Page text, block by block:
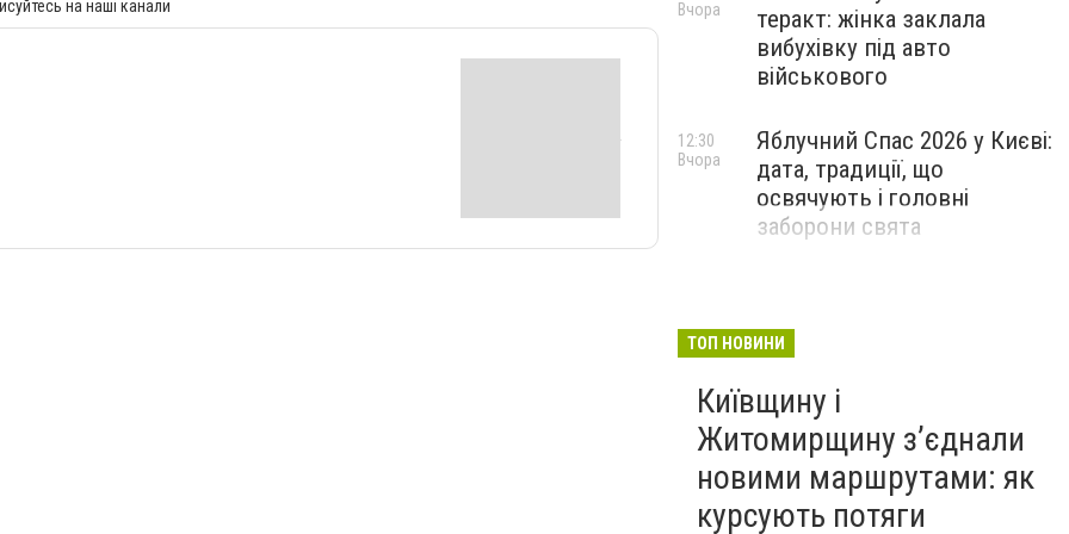
на наші канали
теракт: жінка заклала
вибухівку під авто
військового
Вчора
Яблучний Спас 2026 у Києві:
дата, традиції, що
освячують і головні
заборони свята
12:30
Вчора
ТОП НОВИНИ
Київщину і
Житомирщину з’єднали
новими маршрутами: як
курсують потяги